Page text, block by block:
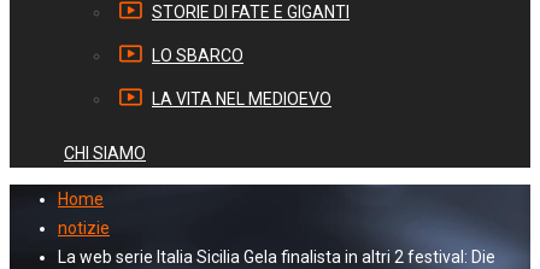
STORIE DI FATE E GIGANTI
LO SBARCO
LA VITA NEL MEDIOEVO
CHI SIAMO
Home
notizie
La web serie Italia Sicilia Gela finalista in altri 2 festival: Die